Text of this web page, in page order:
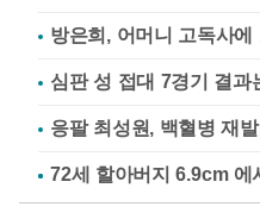
방은희, 어머니 고독사
심판 성 접대 7경기 결
응팔 최성원, 백혈병 재